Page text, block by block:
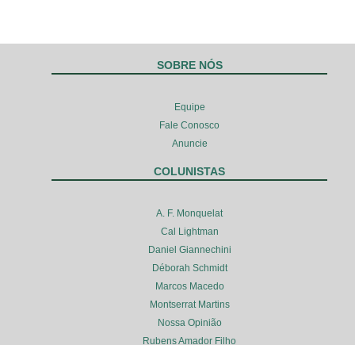
SOBRE NÓS
Equipe
Fale Conosco
Anuncie
COLUNISTAS
A. F. Monquelat
Cal Lightman
Daniel Giannechini
Déborah Schmidt
Marcos Macedo
Montserrat Martins
Nossa Opinião
Rubens Amador Filho